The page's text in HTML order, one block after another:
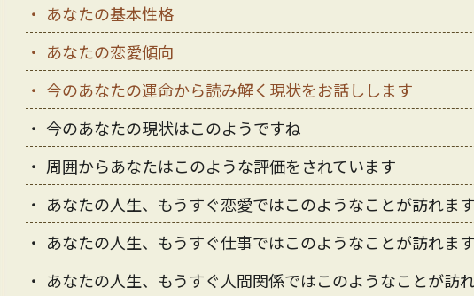
あなたの基本性格
あなたの恋愛傾向
今のあなたの運命から読み解く現状をお話しします
今のあなたの現状はこのようですね
周囲からあなたはこのような評価をされています
あなたの人生、もうすぐ恋愛ではこのようなことが訪れま
あなたの人生、もうすぐ仕事ではこのようなことが訪れま
あなたの人生、もうすぐ人間関係ではこのようなことが訪